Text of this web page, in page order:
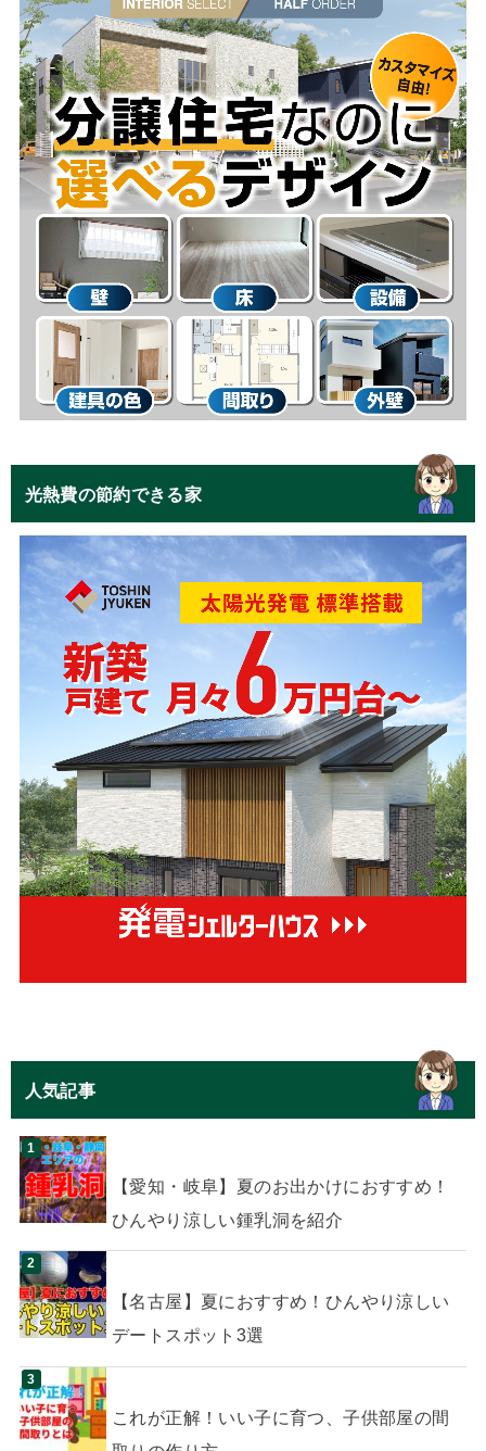
光熱費の節約できる家
人気記事
【愛知・岐阜】夏のお出かけにおすすめ！
ひんやり涼しい鍾乳洞を紹介
【名古屋】夏におすすめ！ひんやり涼しい
デートスポット3選
これが正解！いい子に育つ、子供部屋の間